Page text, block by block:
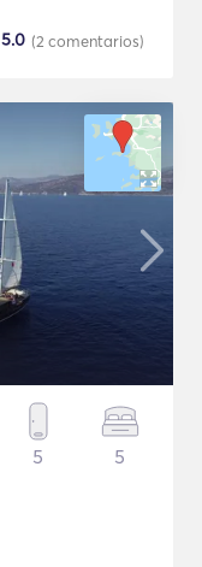
(2 comentarios)
5.0
5 5